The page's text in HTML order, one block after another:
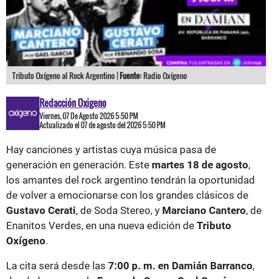
Tributo Oxígeno al Rock Argentino |Fuente:Radio Oxígeno
Redacción Oxigeno
Viernes, 07 De Agosto 2026 5:50 PM
Actualizado el 07 de agosto del 2026 5:50 PM
Hay canciones y artistas cuya música pasa de
generación en generación. Este martes 18 de agosto,
los amantes del rock argentino tendrán la oportunidad
de volver a emocionarse con los grandes clásicos de
Gustavo Cerati, de Soda Stereo, y Marciano Cantero, de
Enanitos Verdes, en una nueva edición de Tributo
Oxígeno.
La cita será desde las 7:00 p. m. en Damián Barranco,